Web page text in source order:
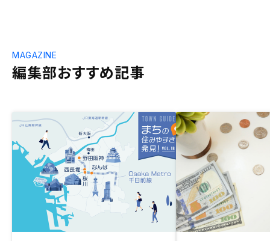
編集部おすすめ記事
MAGAZINE